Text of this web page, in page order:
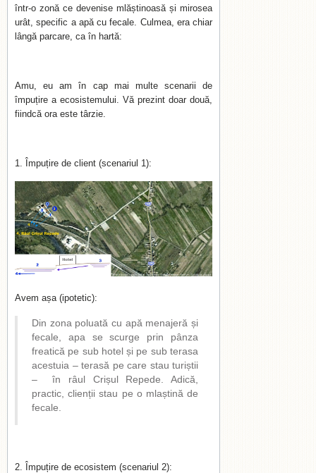
într-o zonă ce devenise mlăștinoasă și mirosea
urât, specific a apă cu fecale. Culmea, era chiar
lângă parcare, ca în hartă:
Amu, eu am în cap mai multe scenarii de
împuțire a ecosistemului. Vă prezint doar două,
fiindcă ora este târzie.
1. Împuțire de client (scenariul 1):
Avem așa (ipotetic):
Din zona poluată cu apă menajeră și
fecale, apa se scurge prin pânza
freatică pe sub hotel și pe sub terasa
acestuia – terasă pe care stau turiștii
– în râul Crișul Repede. Adică,
practic, clienții stau pe o mlaștină de
fecale.
2. Împuțire de ecosistem (scenariul 2):